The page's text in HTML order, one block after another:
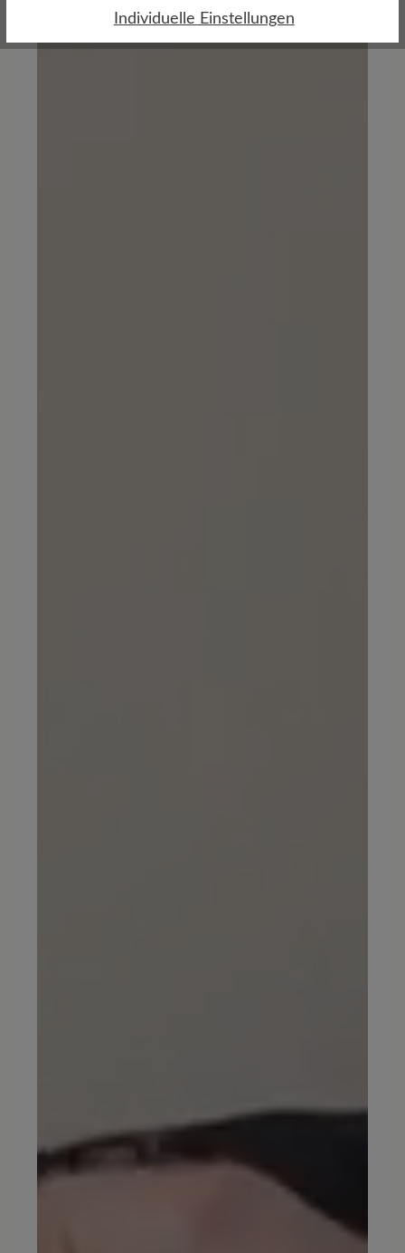
Individuelle Einstellungen